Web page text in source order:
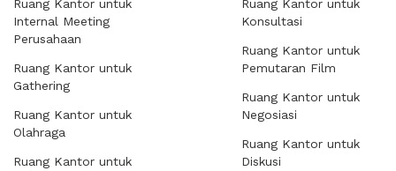
Ruang Kantor untuk
Internal Meeting
Perusahaan
Ruang Kantor untuk
Gathering
Ruang Kantor untuk
Olahraga
Ruang Kantor untuk
Ruang Kantor untuk
Konsultasi
Ruang Kantor untuk
Pemutaran Film
Ruang Kantor untuk
Negosiasi
Ruang Kantor untuk
Diskusi